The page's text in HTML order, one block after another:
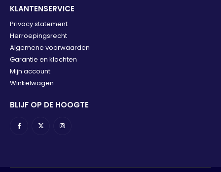
KLANTENSERVICE
Privacy statement
Herroepingsrecht
Algemene voorwaarden
Garantie en klachten
Mijn account
Winkelwagen
BLIJF OP DE HOOGTE